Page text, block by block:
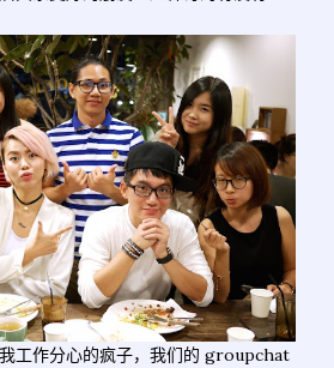
工作分心的疯子，我们的 groupchat